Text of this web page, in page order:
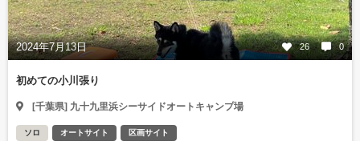
2024年7月13日 26 0
初めての小川張り
[千葉県] 九十九里浜シーサイドオートキャンプ場
ソロ オートサイト 区画サイト